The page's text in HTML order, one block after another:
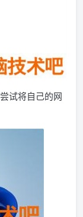
试将自己的网